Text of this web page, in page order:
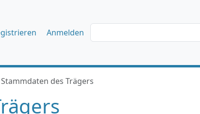
Anmelden
Stammdaten des Trägers